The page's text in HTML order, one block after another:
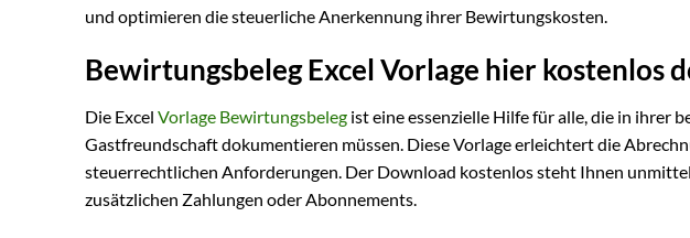
und optimieren die steuerliche Anerkennung ihrer Bewirtungskosten.
Bewirtungsbeleg Excel Vorlage hier kostenlos
Die Excel Vorlage Bewirtungsbeleg ist eine essenzielle Hilfe für alle, die in ihrer
Gastfreundschaft dokumentieren müssen. Diese Vorlage erleichtert die
steuerrechtlichen Anforderungen. Der Download kostenlos steht Ihnen
zusätzlichen Zahlungen oder Abonnements.